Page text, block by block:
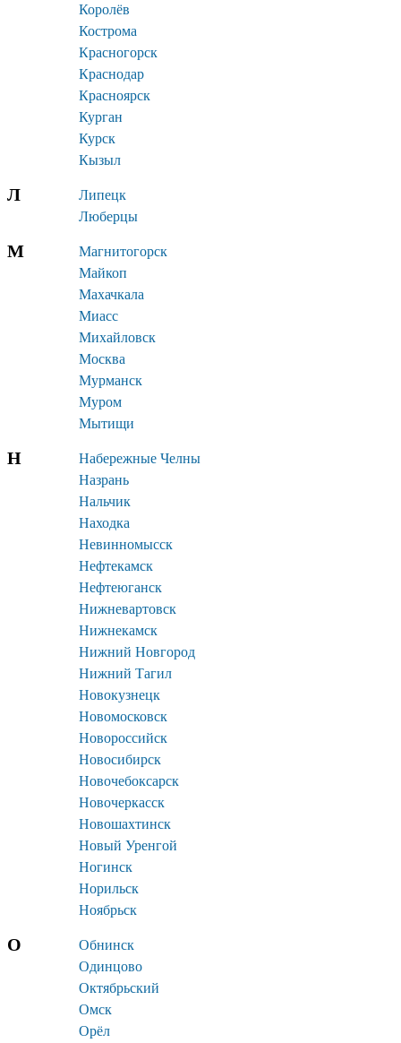
Королёв
Кострома
Красногорск
Краснодар
Красноярск
Курган
Курск
Кызыл
Л
Липецк
Люберцы
М
Магнитогорск
Майкоп
Махачкала
Миасс
Михайловск
Москва
Мурманск
Муром
Мытищи
Н
Набережные Челны
Назрань
Нальчик
Находка
Невинномысск
Нефтекамск
Нефтеюганск
Нижневартовск
Нижнекамск
Нижний Новгород
Нижний Тагил
Новокузнецк
Новомосковск
Новороссийск
Новосибирск
Новочебоксарск
Новочеркасск
Новошахтинск
Новый Уренгой
Ногинск
Норильск
Ноябрьск
О
Обнинск
Одинцово
Октябрьский
Омск
Орёл